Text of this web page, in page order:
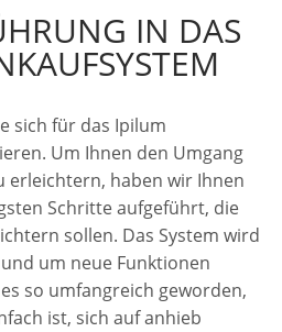
IN DAS
sich für das Ipilum
Um Ihnen den Umgang
erleichtern, haben wir Ihnen
Schritte aufgeführt, die
sollen. Das System wird
um neue Funktionen
so umfangreich geworden,
ist, sich auf anhieb